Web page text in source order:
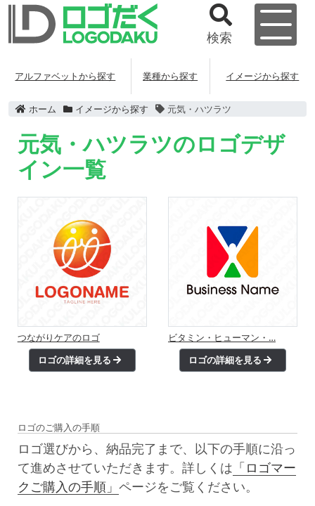
検索
アルファベットから探す 業種から探す イメージから探す
ホーム イメージから探す 元気・ハツラツ
元気・ハツラツのロゴデザ
イン一覧
つながりケアのロゴ
ロゴの詳細を見る
ビタミン・ヒューマン・…
ロゴの詳細を見る
ロゴのご購入の手順
ロゴ選びから、納品完了まで、以下の手順に沿っ
て進めさせていただきます。詳しくは 「ロゴマー
クご購入の手順」 ページをご覧ください。